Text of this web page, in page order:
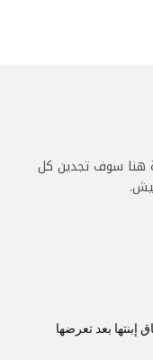
هنا سوف تجدين كل
بعد تعرضها